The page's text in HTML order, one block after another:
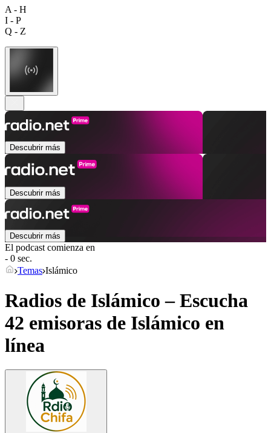
A - H
I - P
Q - Z
Descubrir más
Descubrir más
Descubrir más
El podcast comienza en
- 0 sec.
Temas Islámico
Radios de Islámico – Escucha
42 emisoras de Islámico en
línea